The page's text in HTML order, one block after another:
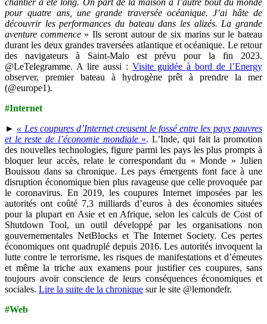
chantier a été long. On part de la maison à l’autre bout du monde
pour quatre ans, une grande traversée océanique. J’ai hâte de
découvrir les performances du bateau dans les alizés. La grande
aventure commence » Ils seront autour de six marins sur le bateau
durant les deux grandes traversées atlantique et océanique. Le retour
des navigateurs à Saint-Malo est prévu pour la fin 2023.
@LeTelegramme. A lire aussi : Visite guidée à bord de l’Energy
observer, premier bateau à hydrogène prêt à prendre la mer
(@europe1).
#Internet
► « Les coupures d’Internet creusent le fossé entre les pays pauvres
et le reste de l’économie mondiale». L’Inde, qui fait la promotion
des nouvelles technologies, figure parmi les pays les plus prompts à
bloquer leur accès, relate le correspondant du « Monde » Julien
Bouissou dans sa chronique. Les pays émergents font face à une
disruption économique bien plus ravageuse que celle provoquée par
le coronavirus. En 2019, les coupures Internet imposées par les
autorités ont coûté 7,3 milliards d’euros à des économies situées
pour la plupart en Asie et en Afrique, selon les calculs de Cost of
Shutdown Tool, un outil développé par les organisations non
gouvernementales NetBlocks et The Internet Society. Ces pertes
économiques ont quadruplé depuis 2016. Les autorités invoquent la
lutte contre le terrorisme, les risques de manifestations et d’émeutes
et même la triche aux examens pour justifier ces coupures, sans
toujours avoir conscience de leurs conséquences économiques et
sociales. Lire la suite de la chronique sur le site @lemondefr.
#Web